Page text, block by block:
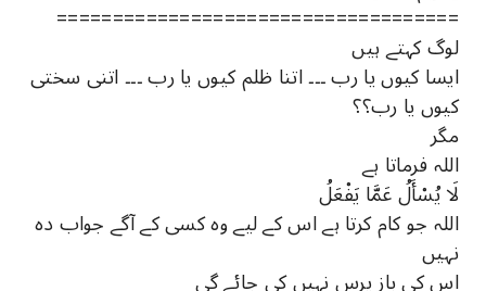
====================================
لوگ کہتے ہیں
ایسا کیوں یا رب ۔۔۔ اتنا ظلم کیوں یا رب ۔۔۔ اتنی سختی
کیوں یا رب؟؟
مگر
اللہ فرماتا ہے
لَا يُسْأَلُ عَمَّا يَفْعَلُ
اللہ جو کام کرتا ہے اس کے لیے وہ کسی کے آگے جواب دہ
نہیں